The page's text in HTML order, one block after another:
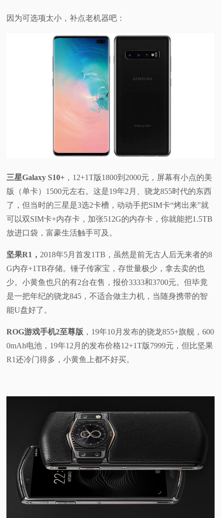
因为可选项太小，补点老机器吧：
三星Galaxy S10+ ，12+1T版1800到2000元，屏幕有小点的美
版（单卡）1500元左右。这是19年2月、骁龙855时代的东西
了，但当时的三星是3选2卡槽，动动手把SIM卡“烤出来”就
可以双SIM卡+内存卡，加张512G的内存卡，你就能把1.5TB
放进口袋，富豪生活触手可及。
坚果R1， 2018年5月首发1TB，虽然是前无古人后无来者的8
G内存+1TB存储。锤子传家宝，存世量极少，拿去卖的也
少。小黄鱼也只的有2台在售，报价3333和3700元。但毕竟
是一把年纪的骁龙845，不适合做主力机，当随身携带的智
能U盘好了。
ROG游戏手机2至尊版 ，19年10月发布的骁龙855+旗舰，600
0mAh电池，19年12月的发布价格12+1T版7999元，但比坚果
R1还冷门得多，小黄鱼上都不好买。